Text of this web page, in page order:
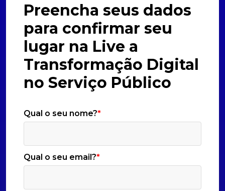
Preencha seus dados
para confirmar seu
lugar na Live a
Transformação Digital
no Serviço Público
Qual o seu nome?*
Qual o seu email?*